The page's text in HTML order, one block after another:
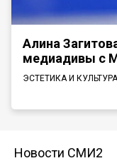
Алина
медиадивы с
ЭСТЕТИКА И КУЛЬТУРА
Новости СМИ2